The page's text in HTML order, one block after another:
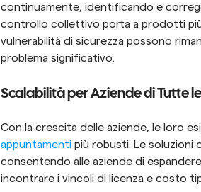
continuamente, identificando e
controllo collettivo porta a prodotti
vulnerabilità di sicurezza possono
problema significativo.
Scalabilità per Aziende di Tutte
appuntamenti più robusti. Le soluzioni
consentendo alle aziende di
incontrare i vincoli di licenza e costo